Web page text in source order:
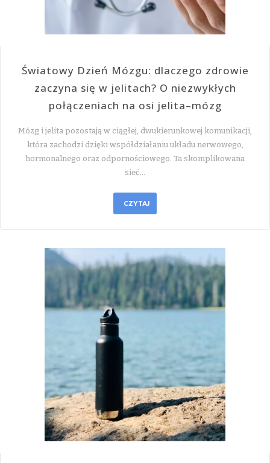
Światowy Dzień Mózgu: dlaczego zdrowie
zaczyna się w jelitach? O niezwykłych
połączeniach na osi jelita–mózg
Mózg i jelita pozostają w ciągłej, dwukierunkowej komunikacji,
która zachodzi dzięki współdziałaniu układu nerwowego,
hormonalnego oraz odpornościowego. Ta skomplikowana
sieć…
CZYTAJ